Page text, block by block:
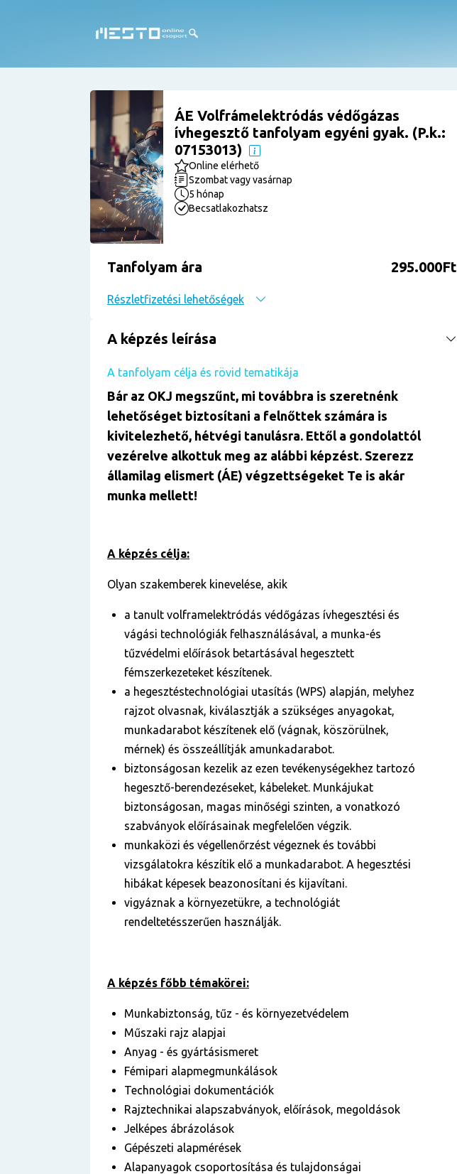
ÁE Volfrámelektródás védőgázas
ívhegesztő tanfolyam egyéni gyak. (P.k.:
07153013)
Online elérhető
Szombat vagy vasárnap
5 hónap
Becsatlakozhatsz
Tanfolyam ára 295.000Ft
Részletfizetési lehetőségek
A képzés leírása
A tanfolyam célja és rövid tematikája
Bár az OKJ megszűnt, mi továbbra is szeretnénk
lehetőséget biztosítani a felnőttek számára is
kivitelezhető, hétvégi tanulásra. Ettől a gondolattól
vezérelve alkottuk meg az alábbi képzést. Szerezz
államilag elismert (ÁE) végzettségeket Te is akár
munka mellett!
A képzés célja:
Olyan szakemberek kinevelése, akik
a tanult volframelektródás védőgázas ívhegesztési és
vágási technológiák felhasználásával, a munka-és
tűzvédelmi előírások betartásával hegesztett
fémszerkezeteket készítenek.
a hegesztéstechnológiai utasítás (WPS) alapján, melyhez
rajzot olvasnak, kiválasztják a szükséges anyagokat,
munkadarabot készítenek elő (vágnak, köszörülnek,
mérnek) és összeállítják amunkadarabot.
biztonságosan kezelik az ezen tevékenységekhez tartozó
hegesztő-berendezéseket, kábeleket. Munkájukat
biztonságosan, magas minőségi szinten, a vonatkozó
szabványok előírásainak megfelelően végzik.
munkaközi és végellenőrzést végeznek és további
vizsgálatokra készítik elő a munkadarabot. A hegesztési
hibákat képesek beazonosítani és kijavítani.
vigyáznak a környezetükre, a technológiát
rendeltetésszerűen használják.
A képzés főbb témakörei:
Munkabiztonság, tűz - és környezetvédelem
Műszaki rajz alapjai
Anyag - és gyártásismeret
Fémipari alapmegmunkálások
Technológiai dokumentációk
Rajztechnikai alapszabványok, előírások, megoldások
Jelképes ábrázolások
Gépészeti alapmérések
Alapanyagok csoportosítása és tulajdonságai